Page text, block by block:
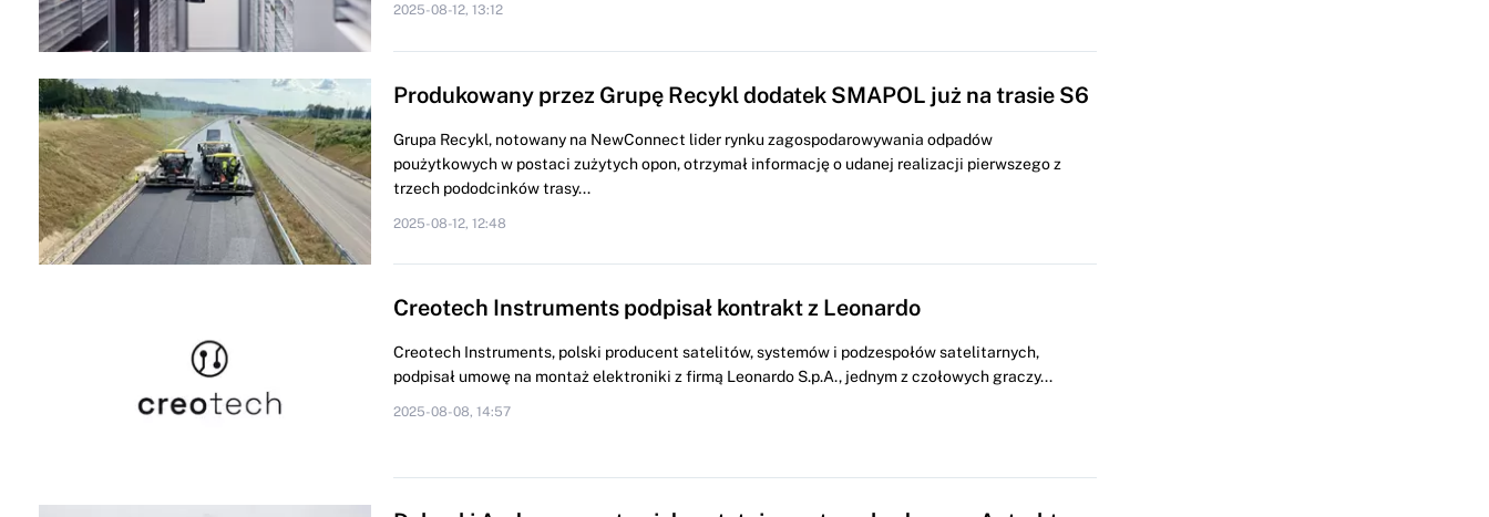
2025-08-12, 13:12
Produkowany przez Grupę Recykl dodatek SMAPOL już na trasie S6
Grupa Recykl, notowany na NewConnect lider rynku zagospodarowywania odpadów
poużytkowych w postaci zużytych opon, otrzymał informację o udanej realizacji pierwszego z
trzech pododcinków trasy...
2025-08-12, 12:48
Creotech Instruments podpisał kontrakt z Leonardo
Creotech Instruments, polski producent satelitów, systemów i podzespołów satelitarnych,
podpisał umowę na montaż elektroniki z firmą Leonardo S.p.A., jednym z czołowych graczy...
2025-08-08, 14:57